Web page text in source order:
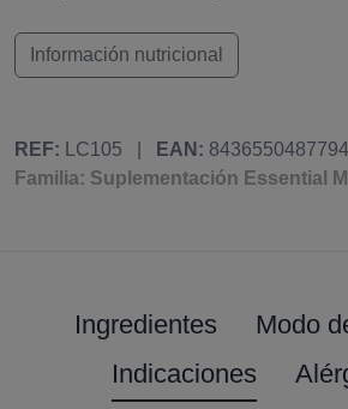
Información nutricional
REF: LC105 EAN: 8436550487794
Familia: Suplementación Essential
Ingredientes
Modo
Indicaciones